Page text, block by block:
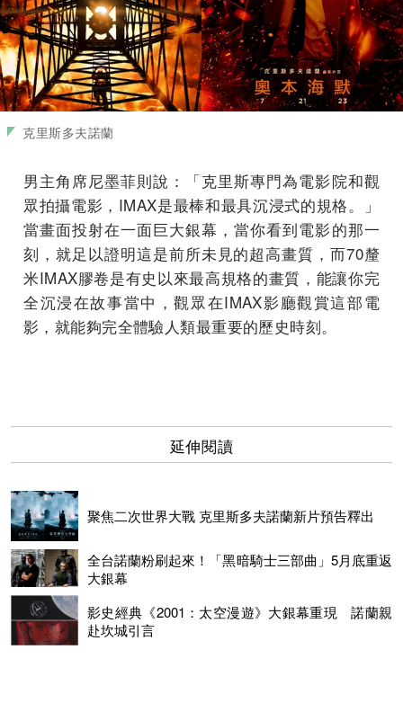
克里斯多夫諾蘭
男主角席尼墨菲則說：「克里斯專門為電影院和觀
眾拍攝電影，IMAX是最棒和最具沉浸式的規格。」
當畫面投射在一面巨大銀幕，當你看到電影的那一
刻，就足以證明這是前所未見的超高畫質，而70釐
米IMAX膠卷是有史以來最高規格的畫質，能讓你完
全沉浸在故事當中，觀眾在IMAX影廳觀賞這部電
影，就能夠完全體驗人類最重要的歷史時刻。
延伸閱讀
聚焦二次世界大戰 克里斯多夫諾蘭新片預告釋出
全台諾蘭粉刷起來！「黑暗騎士三部曲」5月底重返
大銀幕
影史經典《2001：太空漫遊》大銀幕重現 諾蘭親
赴坎城引言